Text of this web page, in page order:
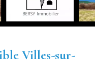
Villes-sur-